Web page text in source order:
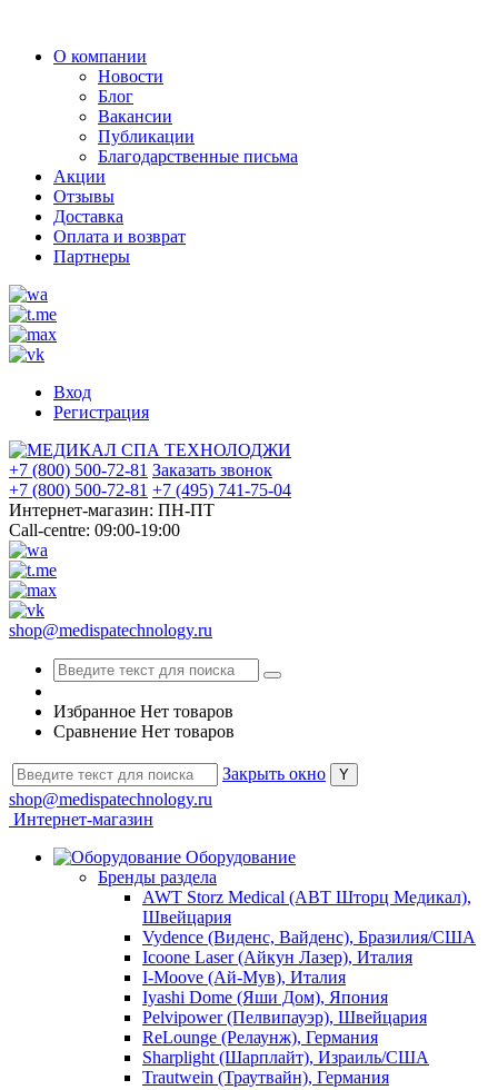
О компании
Новости
Блог
Вакансии
Публикации
Благодарственные письма
Акции
Отзывы
Доставка
Оплата и возврат
Партнеры
Вход
Регистрация
+7 (800) 500-72-81 Заказать звонок
+7 (800) 500-72-81 +7 (495) 741-75-04
Интернет-магазин: ПН-ПТ
Call-centre: 09:00-19:00
shop@medispatechnology.ru
Избранное Нет товаров
Сравнение Нет товаров
Закрыть окно
shop@medispatechnology.ru
Интернет-магазин
Оборудование
Бренды раздела
AWT Storz Medical (АВТ Шторц Медикал),
Швейцария
Vydence (Виденс, Вайденс), Бразилия/США
Icoone Laser (Айкун Лазер), Италия
I-Moove (Ай-Мув), Италия
Iyashi Dome (Яши Дом), Япония
Pelvipower (Пелвипауэр), Швейцария
ReLounge (Релаунж), Германия
Sharplight (Шарплайт), Израиль/США
Trautwein (Траутвайн), Германия